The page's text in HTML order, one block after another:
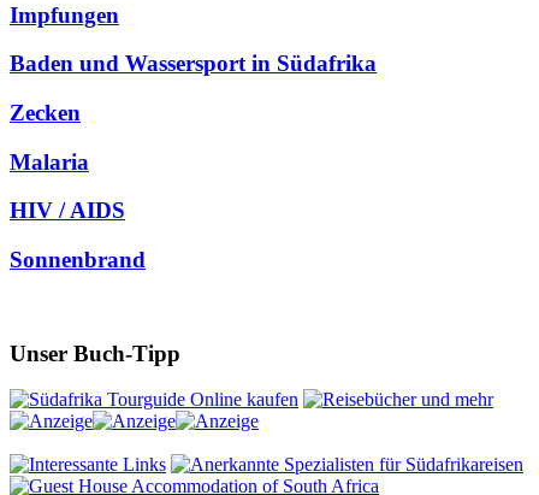
Impfungen
Baden und Wassersport in Südafrika
Zecken
Malaria
HIV / AIDS
Sonnenbrand
Unser Buch-Tipp